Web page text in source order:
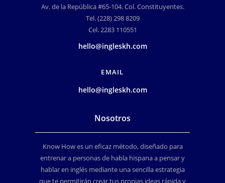
Av. de la República #65-104. Col. Constituyentes.
Tel. (228) 298 8209
Cel. 2283 110551
hello@ingleskh.com
EMAIL
hello@ingleskh.com
Nosotros
Know How es un eficaz método, diseñado para
entrenar a personas de habla hispana a pensar y
hablar en inglés mediante una sencilla estrategia
que te permitirán crear tus propias ideas rápida y